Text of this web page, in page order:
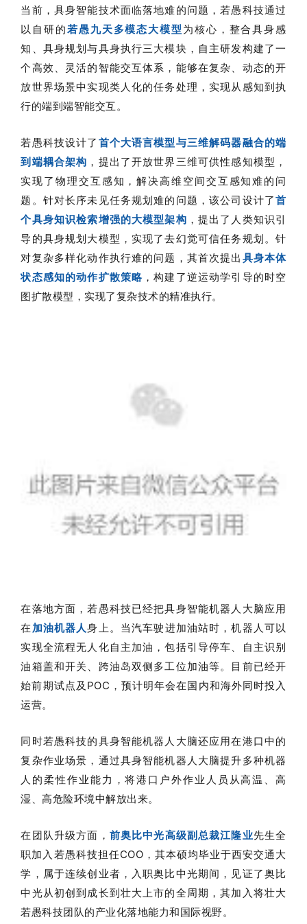
当前，具身智能技术面临落地难的问题，若愚科技通过
以自研的若愚九天多模态大模型 为核心，整合具身感
知、具身规划与具身执行三大模块，自主研发构建了一
个高效、灵活的智能交互体系，能够在复杂、动态的开
放世界场景中实现类人化的任务处理，实现从感知到执
行的端到端智能交互。
若愚科技设计了 首个大语言模型与三维解码器融合的端
到端耦合架构 ，提出了开放世界三维可供性感知模型，
实现了物理交互感知，解决高维空间交互感知难的问
题。针对长序未见任务规划难的问题，该公司设计了首
个具身知识检索增强的大模型架构 ，提出了人类知识引
导的具身规划大模型，实现了去幻觉可信任务规划。针
对复杂多样化动作执行难的问题，其首次提出 具身本体
状态感知的动作扩散策略 ，构建了逆运动学引导的时空
图扩散模型，实现了复杂技术的精准执行。
在落地方面，若愚科技已经把具身智能机器人大脑应用
在 加油机器人身上。当汽车驶进加油站时，机器人可以
实现全流程无人化自主加油，包括引导停车、自主识别
油箱盖和开关、跨油岛双侧多工位加油等。目前已经开
始前期试点及POC，预计明年会在国内和海外同时投入
运营。
同时若愚科技的具身智能机器人大脑还应用在港口中的
复杂作业场景，通过具身智能机器人大脑提升多种机器
人的柔性作业能力，将港口户外作业人员从高温、高
湿、高危险环境中解放出来。
在团队升级方面， 前奥比中光高级副总裁江隆业先生全
职加入若愚科技担任COO，其本硕均毕业于西安交通大
学，属于连续创业者，入职奥比中光期间，见证了奥比
中光从初创到成长到壮大上市的全周期，其加入将壮大
若愚科技团队的产业化落地能力和国际视野。